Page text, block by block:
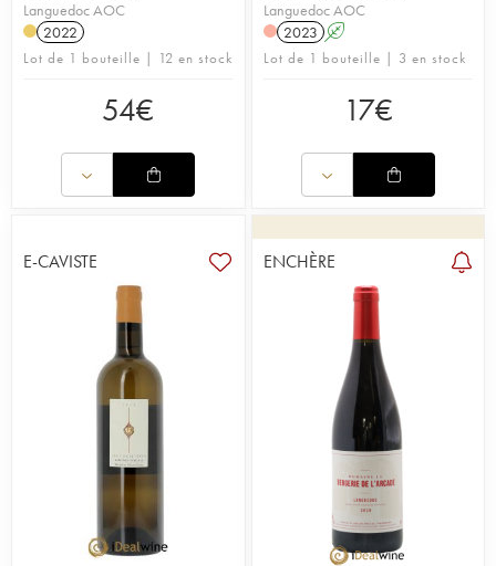
Languedoc AOC
2022
Lot de 1 bouteille | 12 en stock
54€
Languedoc AOC
2023 A
Lot de 1 bouteille | 3 en stock
17€
E-CAVISTE ENCHÈRE